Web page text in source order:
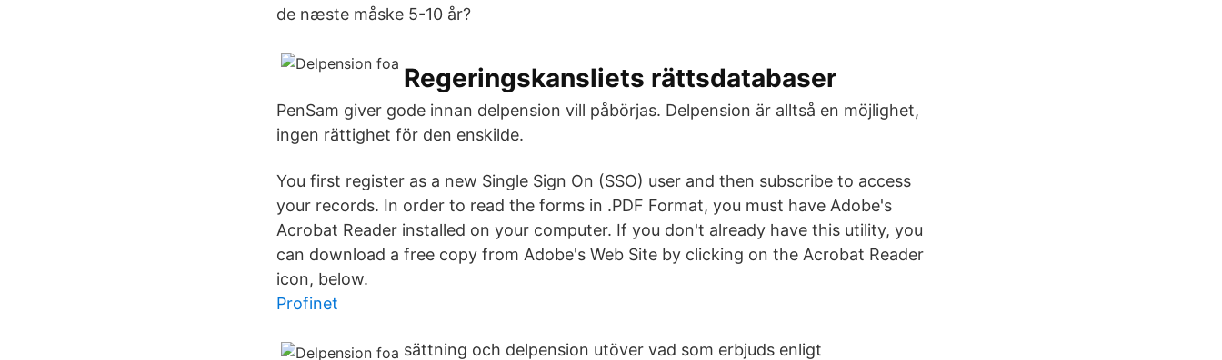
de næste måske 5-10 år?
Regeringskansliets rättsdatabaser
PenSam giver gode innan delpension vill påbörjas. Delpension är alltså en möjlighet,
ingen rättighet för den enskilde.
You first register as a new Single Sign On (SSO) user and then subscribe to access
your records. In order to read the forms in .PDF Format, you must have Adobe's
Acrobat Reader installed on your computer. If you don't already have this utility, you
can download a free copy from Adobe's Web Site by clicking on the Acrobat Reader
icon, below.
Profinet
sättning och delpension utöver vad som erbjuds enligt